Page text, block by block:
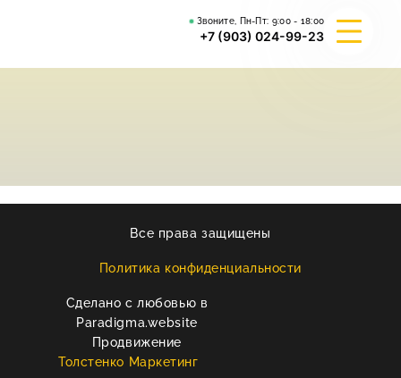
Звоните, Пн-Пт: 9:00 - 18:00
+7 (903) 024-99-23
РЕКВИЗИТЫ
КОНТАКТЫ
Все права защищены
Политика конфиденциальности
Сделано с любовью в
Paradigma.website
Продвижение
Толстенко Маркетинг